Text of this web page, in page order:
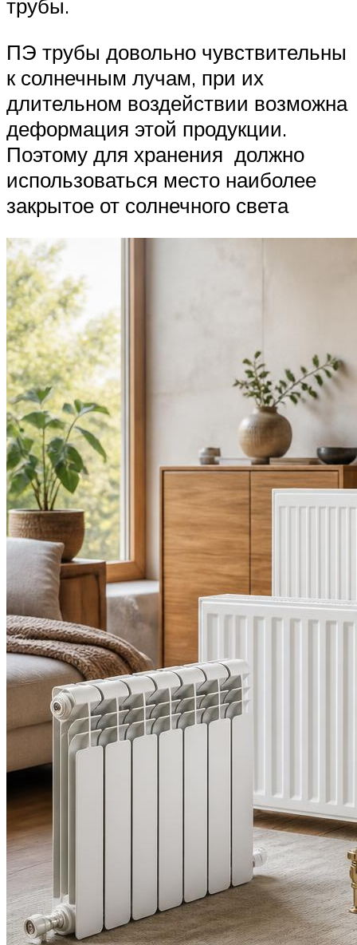
трубы.
ПЭ трубы довольно чувствительны
к солнечным лучам, при их
длительном воздействии возможна
деформация этой продукции.
Поэтому для хранения должно
использоваться место наиболее
закрытое от солнечного света